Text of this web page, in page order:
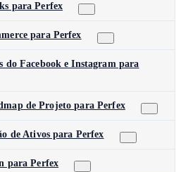
para Perfex
para Perfex
do Facebook e Instagram para
de Projeto para Perfex
de Ativos para Perfex
para Perfex